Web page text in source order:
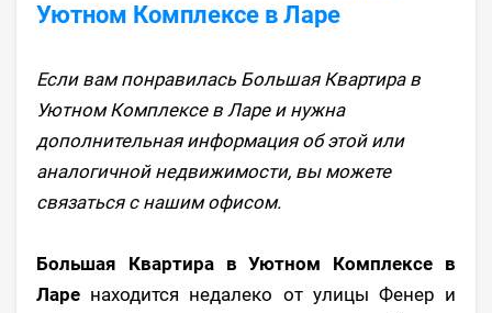
Уютном Комплексе в Ларе
Если вам понравилась Большая Квартира в
Уютном Комплексе в Ларе и нужна
дополнительная информация об этой или
аналогичной недвижимости, вы можете
связаться с нашим офисом.
Большая Квартира в Уютном Комплексе в
Ларе находится недалеко от улицы Фенер и